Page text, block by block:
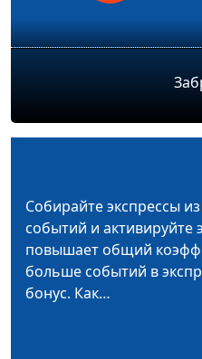
Собирайте экспрессы
событий и активируйте
повышает общий
больше событий в
бонус. Как…